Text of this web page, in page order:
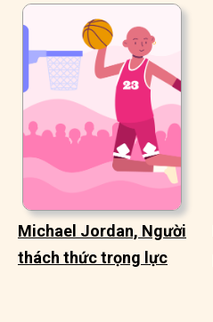
Michael Jordan, Người
thách thức trọng lực